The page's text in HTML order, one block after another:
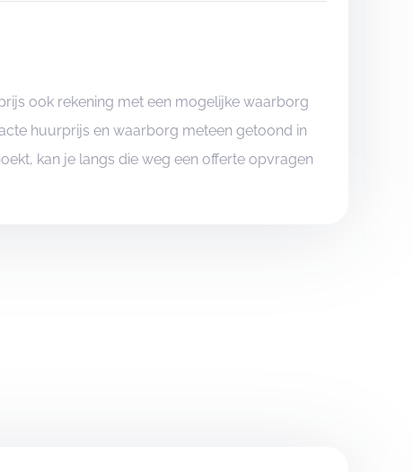
ook rekening met een mogelijke waarborg
huurprijs en waarborg meteen getoond in
kan je langs die weg een offerte opvragen